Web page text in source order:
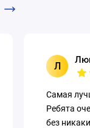
Л
Самая
Ребята
без